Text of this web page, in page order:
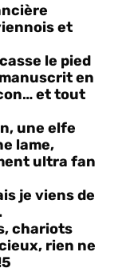
et
le pied
en
et tout
une elfe
lame,
ultra fan
je viens de
chariots
rien ne